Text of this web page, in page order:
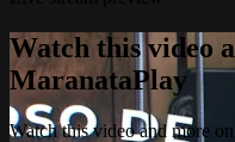
Watch this video
MaranataPlay
Watch this video and more